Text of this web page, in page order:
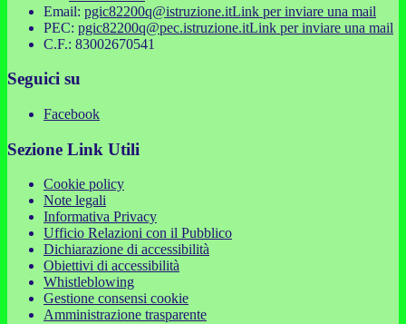
Email: pgic82200q@istruzione.itLink per inviare una mail
PEC: pgic82200q@pec.istruzione.itLink per inviare una mail
C.F.: 83002670541
Seguici su
Facebook
Sezione Link Utili
Cookie policy
Note legali
Informativa Privacy
Ufficio Relazioni con il Pubblico
Dichiarazione di accessibilità
Obiettivi di accessibilità
Whistleblowing
Gestione consensi cookie
Amministrazione trasparente